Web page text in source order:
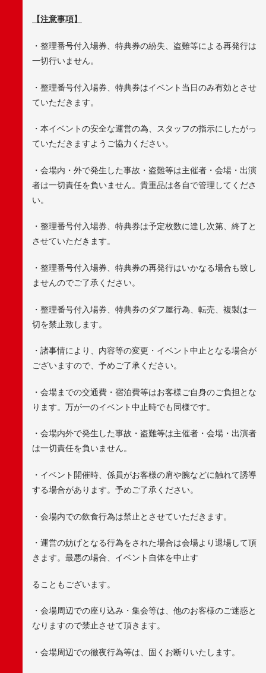
【注意事項】
・整理番号付入場券、特典券の紛失、盗難等による再発行は
一切行いません。
・整理番号付入場券、特典券はイベント当日のみ有効とさせ
ていただきます。
・本イベントの安全な運営の為、スタッフの指示にしたがっ
ていただきますようご協力ください。
・会場内・外で発生した事故・盗難等は主催者・会場・出演
者は一切責任を負いません。貴重品は各自で管理してくださ
い。
・整理番号付入場券、特典券は予定枚数に達し次第、終了と
させていただきます。
・整理番号付入場券、特典券の再発行はいかなる場合も致し
ませんのでご了承ください。
・整理番号付入場券、特典券のダフ屋行為、転売、複製は一
切を禁止致します。
・諸事情により、内容等の変更・イベント中止となる場合が
ございますので、予めご了承ください。
・会場までの交通費・宿泊費等はお客様ご自身のご負担とな
ります。万が一のイベント中止時でも同様です。
・会場内外で発生した事故・盗難等は主催者・会場・出演者
は一切責任を負いません。
・イベント開催時、係員がお客様の肩や腕などに触れて誘導
する場合があります。予めご了承ください。
・会場内での飲食行為は禁止とさせていただきます。
・運営の妨げとなる行為をされた場合は会場より退場して頂
きます。最悪の場合、イベント自体を中止す
ることもございます。
・会場周辺での座り込み・集会等は、他のお客様のご迷惑と
なりますので禁止させて頂きます。
・会場周辺での徹夜行為等は、固くお断りいたします。